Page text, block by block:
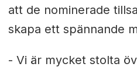
att de nominerade
skapa ett spännande
- Vi är mycket stolta